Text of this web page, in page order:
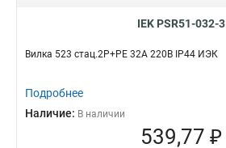
IEK PSR51-032-3
Вилка 523 стац.2Р+РЕ 32А 220В IP44 ИЭК
Подробнее
Наличие: В наличии
539,77 ₽